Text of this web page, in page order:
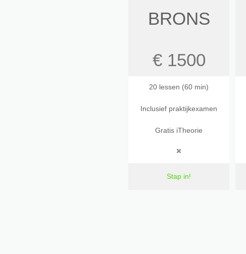
BRONS
€ 1500
20 lessen (60 min)
Inclusief praktijkexamen
Gratis iTheorie
Stap in!